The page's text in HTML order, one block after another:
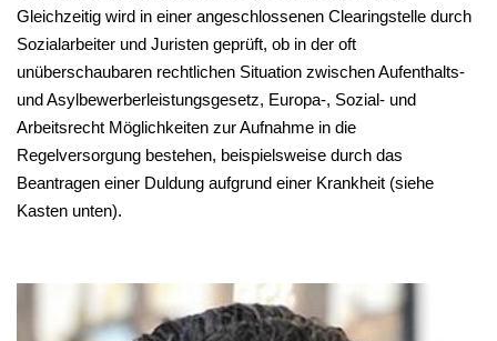
Gleichzeitig wird in einer angeschlossenen Clearingstelle durch
Sozialarbeiter und Juristen geprüft, ob in der oft
unüberschaubaren rechtlichen Situation zwischen Aufenthalts-
und Asylbewerberleistungsgesetz, Europa-, Sozial- und
Arbeitsrecht Möglichkeiten zur Aufnahme in die
Regelversorgung bestehen, beispielsweise durch das
Beantragen einer Duldung aufgrund einer Krankheit (siehe
Kasten unten).